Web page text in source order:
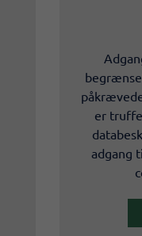
er
adgang